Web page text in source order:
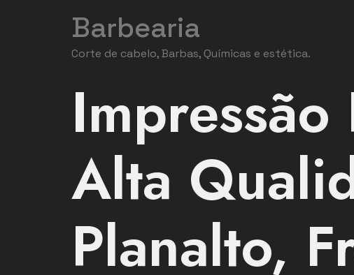
Barbearia
Corte de cabelo, Barbas, Químicas e estética.
Alta
Planalto,